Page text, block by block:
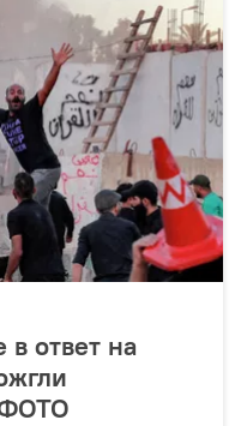
ответ на
ФОТО